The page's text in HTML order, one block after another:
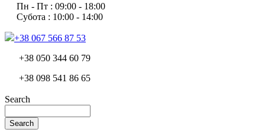
Пн - Пт : 09:00 - 18:00
Субота : 10:00 - 14:00
+38 067 566 87 53
+38 050 344 60 79
+38 098 541 86 65
Search
Search